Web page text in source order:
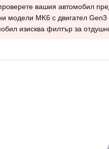
вашия автомобил
модели MK6 с двигател
изисква филтър за